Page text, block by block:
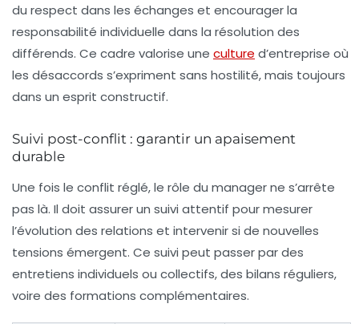
du respect dans les échanges et encourager la
responsabilité individuelle dans la résolution des
différends. Ce cadre valorise une culture d’entreprise où
les désaccords s’expriment sans hostilité, mais toujours
dans un esprit constructif.
Suivi post-conflit : garantir un apaisement
durable
Une fois le conflit réglé, le rôle du manager ne s’arrête
pas là. Il doit assurer un suivi attentif pour mesurer
l’évolution des relations et intervenir si de nouvelles
tensions émergent. Ce suivi peut passer par des
entretiens individuels ou collectifs, des bilans réguliers,
voire des formations complémentaires.